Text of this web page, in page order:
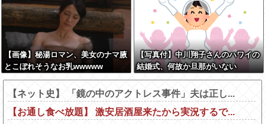
【画像】秘湯ロマン、美女のナマ腋
とこぼれそうなお乳wwwww
【写真付】中川翔子さんのハワイの
結婚式、何故か旦那がいない
【ネット史】 「鏡の中のアクトレス事件」夫は正し...
【お通し食べ放題】 激安居酒屋来たから実況するで...